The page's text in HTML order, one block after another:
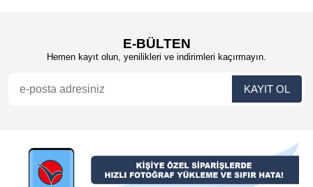
E-BÜLTEN
Hemen kayıt olun, yenilikleri ve indirimleri kaçırmayın.